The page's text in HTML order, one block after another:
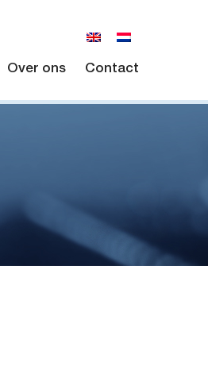
Over ons Contact